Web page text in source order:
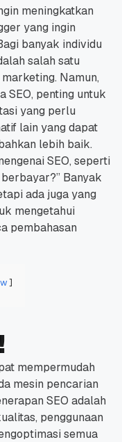
meningkatkan
yang ingin
banyak individu
salah satu
Namun,
SEO, penting untuk
yang perlu
lain yang dapat
lebih baik.
SEO, seperti
Banyak
ada juga yang
mengetahui
pembahasan
mempermudah
mesin pencarian
SEO adalah
penggunaan
semua